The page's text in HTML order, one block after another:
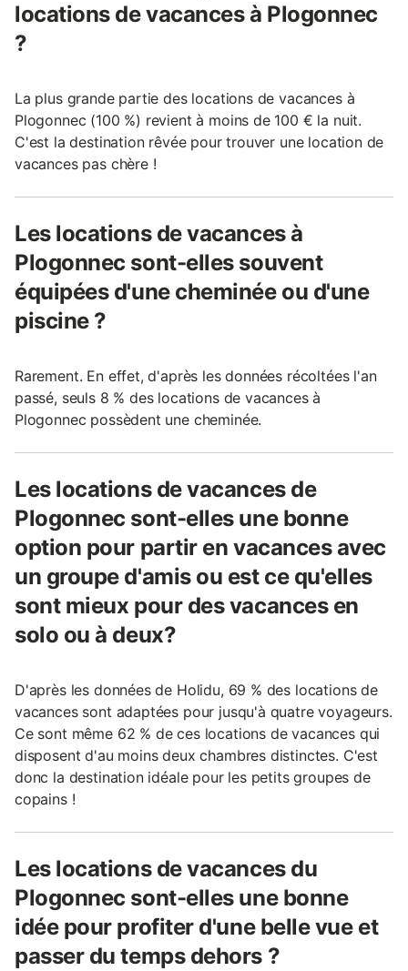
locations de vacances à Plogonnec
?
La plus grande partie des locations de vacances à
Plogonnec (100 %) revient à moins de 100 € la nuit.
C'est la destination rêvée pour trouver une location de
vacances pas chère !
Les locations de vacances à
Plogonnec sont-elles souvent
équipées d'une cheminée ou d'une
piscine ?
Rarement. En effet, d'après les données récoltées l'an
passé, seuls 8 % des locations de vacances à
Plogonnec possèdent une cheminée.
Les locations de vacances de
Plogonnec sont-elles une bonne
option pour partir en vacances avec
un groupe d'amis ou est ce qu'elles
sont mieux pour des vacances en
solo ou à deux?
D'après les données de Holidu, 69 % des locations de
vacances sont adaptées pour jusqu'à quatre voyageurs.
Ce sont même 62 % de ces locations de vacances qui
disposent d'au moins deux chambres distinctes. C'est
donc la destination idéale pour les petits groupes de
copains !
Les locations de vacances du
Plogonnec sont-elles une bonne
idée pour profiter d'une belle vue et
passer du temps dehors ?